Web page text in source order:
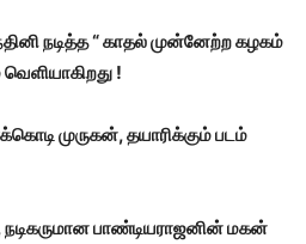
நடித்த “ காதல் முன்னேற்ற கழகம்
!
முருகன், தயாரிக்கும் படம்
நடிகருமான பாண்டியராஜனின் மகன்